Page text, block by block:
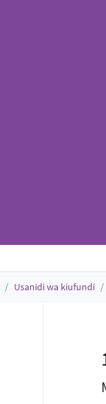
Usanidi wa kiufundi